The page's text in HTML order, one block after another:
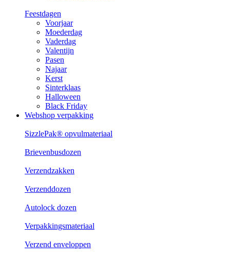
Feestdagen
Voorjaar
Moederdag
Vaderdag
Valentijn
Pasen
Najaar
Kerst
Sinterklaas
Halloween
Black Friday
Webshop verpakking
SizzlePak® opvulmateriaal
Brievenbusdozen
Verzendzakken
Verzenddozen
Autolock dozen
Verpakkingsmateriaal
Verzend enveloppen